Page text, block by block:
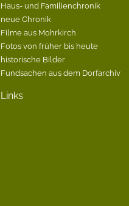
Haus- und Familienchronik
neue Chronik
Filme aus Mohrkirch
Fotos von früher bis heute
historische Bilder
Fundsachen aus dem Dorfarchiv
Links